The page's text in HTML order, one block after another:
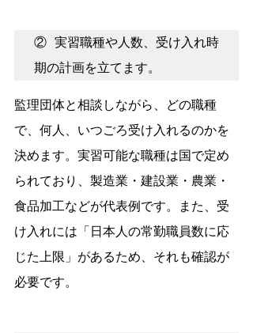
② 実習職種や人数、受け入れ時
期の計画を立てます。
監理団体と相談しながら、どの職種
で、何人、いつごろ受け入れるのかを
決めます。実習可能な職種は国で定め
られており、製造業・建設業・農業・
食品加工などが代表例です。また、受
け入れには「日本人の常勤職員数に応
じた上限」があるため、それも確認が
必要です。